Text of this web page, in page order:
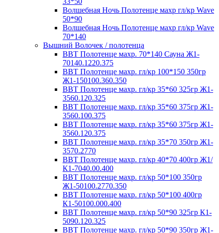
Волшебная Ночь Полотенце махр гл/кр Wave
50*90
Волшебная Ночь Полотенце махр гл/кр Wave
70*140
Вышний Волочек / полотенца
ВВТ Полотенце махр. 70*140 Сауна Ж1-
70140.1220.375
ВВТ Полотенце махр. гл/кр 100*150 350гр
Ж1-150100.360.350
ВВТ Полотенце махр. гл/кр 35*60 325гр Ж1-
3560.120.325
ВВТ Полотенце махр. гл/кр 35*60 375гр Ж1-
3560.100.375
ВВТ Полотенце махр. гл/кр 35*60 375гр Ж1-
3560.120.375
ВВТ Полотенце махр. гл/кр 35*70 350гр Ж1-
3570.2770
ВВТ Полотенце махр. гл/кр 40*70 400гр Ж1/
К1-7040.00.400
ВВТ Полотенце махр. гл/кр 50*100 350гр
Ж1-50100.2770.350
ВВТ Полотенце махр. гл/кр 50*100 400гр
К1-50100.000.400
ВВТ Полотенце махр. гл/кр 50*90 325гр К1-
5090.120.325
ВВТ Полотенце махр. гл/кр 50*90 350гр Ж1-